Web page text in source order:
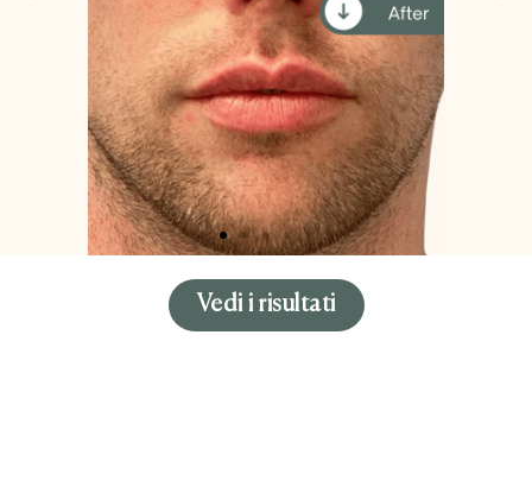
Vedi i risultati